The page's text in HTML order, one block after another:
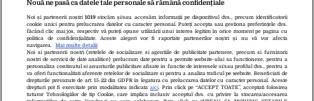
25 de ani
10:03
Nouă ne pasă ca datele tale personale să rămână confidențiale
Noi și partenerii noștri1019 stocăm și/sau accesăm informații pe dispozitivul dvs., precum identificatorii
cookie unici pentru prelucrarea datelor cu caracter personal. Puteți accepta sau gestiona preferințele dvs.
făcând clic mai jos, respectiv vă puteți opune utilizării unui interes legitim în orice moment pe pagina cu
politica de confidențialitate. Aceste alegeri vor fi raportate partenerilor noștri și nu vă vor afecta
navigarea.
Mai multe detalii
Noi si partenerii nostri (retelele de socializare si agentiile de publicitate partenere, precum si furnizorii
nostri de servicii de date analitice) prelucram date pentru a permite website-ului sa functioneze, pentru a
personaliza continutul si anunturile publicitare afisate in functie de interesele si/sau profilul dvs., pentru a
va oferi functionalitati aferente retelelor de socializare si pentru a analiza traficul pe website. Beneficiati de
drepturile prevazute de art. 15-22 din GDPR in legatura cu prelucrarea datelor cu caracter personal. Aceste
drepturi pot fi exercitate prin modalitatea indicata aici. Prin click pe “ACCEPT TOATE”, acceptati folosirea
tuturor Tehnologiilor de tip Cookie, care implica inclusiv acceptul dvs. cu privire la stocarea/accesarea